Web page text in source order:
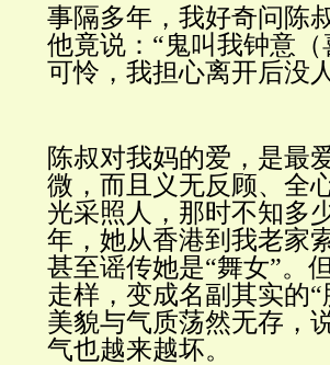
事隔多年，我好奇问陈
他竟说： “鬼叫我钟意
可怜，我担心离开后没
陈叔对我妈的爱，是最
微，而且义无反顾、全
光采照人，那时不知多
年，她从香港到我老家
甚至谣传她是“舞女”。
走样，变成名副其实的
美貌与气质荡然无存，
气也越来越坏。